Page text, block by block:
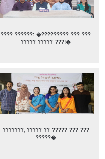
???? ??????: �????????? ??? ???
????? ????? ???!�
???????, ????? ?? ????? ??? ???
?????�